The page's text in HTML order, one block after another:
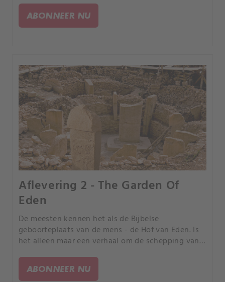
schat?.
ABONNEER NU
Aflevering 2 - The Garden Of
Eden
De meesten kennen het als de Bijbelse
geboorteplaats van de mens - de Hof van Eden. Is
het alleen maar een verhaal om de schepping van
En als de Hof van Eden heeft bestaan - waar was
het dan precies?.
ABONNEER NU